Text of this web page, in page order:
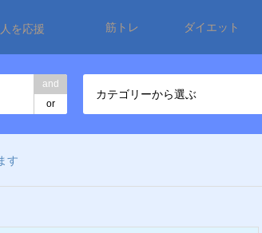
を応援 筋トレ ダイエット
and
or
カテゴリーから選ぶ
す